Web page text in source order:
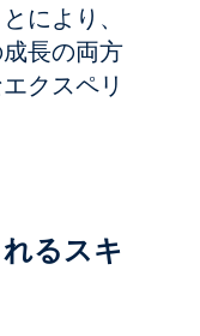
により、
長の両方
クスペリ
るスキ